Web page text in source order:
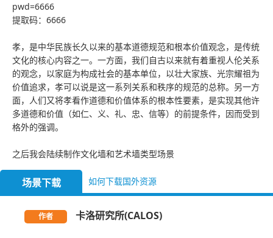
pwd=6666
提取码：6666
孝，是中华民族长久以来的基本道德规范和根本价值观念，是传统
文化的核心内容之一。一方面，我们自古以来就有着重视人伦关系
的观念，以家庭为构成社会的基本单位，以壮大家族、光宗耀祖为
价值追求，孝可以说是这一系列关系和秩序的规范的总称。另一方
面，人们又将孝看作道德和价值体系的根本性要素，是实现其他许
多道德和价值（如仁、义、礼、忠、信等）的前提条件，因而受到
格外的强调。
之后我会陆续制作文化墙和艺术墙类型场景
场景下载 如何下载国外资源
作者 卡洛研究所(CALOS)